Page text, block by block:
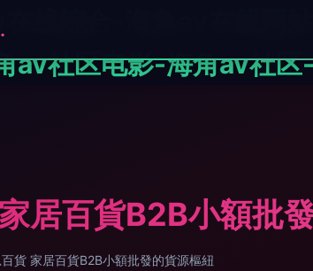
线综合-海角av在线网
av社区电影-海角av社区
公司
居百貨B2B小額批
貨 家居百貨B2B小額批發的貨源樞紐